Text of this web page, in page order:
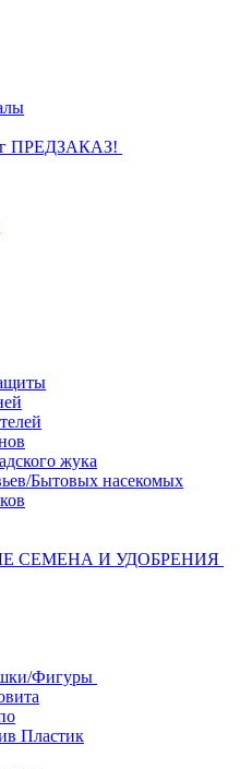
ПРЕДЗАКАЗ!
жука
Бытовых насекомых
СЕМЕНА И УДОБРЕНИЯ
Фигуры
Пластик